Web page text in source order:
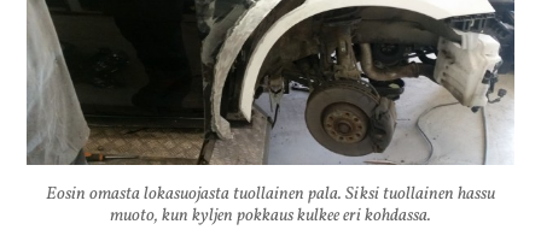
Eosin omasta lokasuojasta tuollainen pala. Siksi tuollainen hassu
muoto, kun kyljen pokkaus kulkee eri kohdassa.